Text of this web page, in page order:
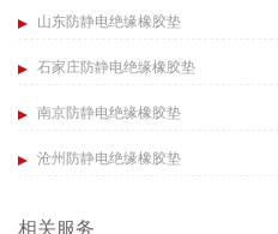
山东防静电绝缘橡胶垫
石家庄防静电绝缘橡胶垫
南京防静电绝缘橡胶垫
沧州防静电绝缘橡胶垫
相关服务